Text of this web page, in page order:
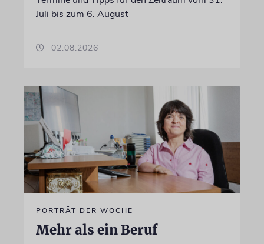
Juli bis zum 6. August
02.08.2026
PORTRÄT DER WOCHE
Mehr als ein Beruf